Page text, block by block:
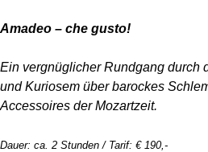
Amadeo – che gusto!
Ein vergnüglicher Rundgang durch
und Kuriosem über barockes
Accessoires der Mozartzeit.
Dauer: ca. 2 Stunden / Tarif: € 190,-